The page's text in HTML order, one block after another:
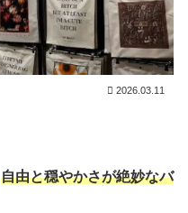
2026.03.11
自由と穏やかさが絶妙なバ